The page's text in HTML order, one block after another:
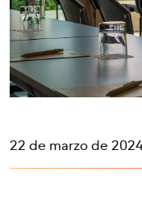
22 de marzo de 2024